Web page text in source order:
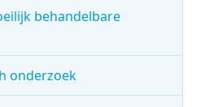
behandelbare
onderzoek